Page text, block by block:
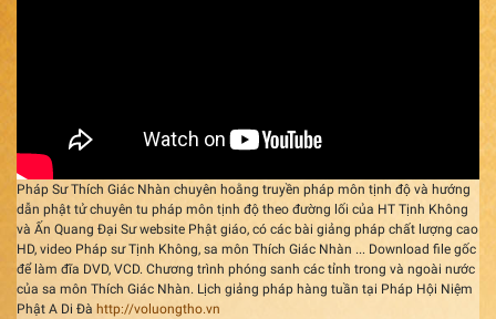
Pháp Sư Thích Giác Nhàn chuyên hoằng truyền pháp môn tịnh độ và hướng
dẫn phật tử chuyên tu pháp môn tịnh độ theo đường lối của HT Tịnh Không
và Ấn Quang Đại Sư website Phật giáo, có các bài giảng pháp chất lượng cao
HD, video Pháp sư Tịnh Không, sa môn Thích Giác Nhàn ... Download file gốc
để làm đĩa DVD, VCD. Chương trình phóng sanh các tỉnh trong và ngoài nước
của sa môn Thích Giác Nhàn. Lịch giảng pháp hàng tuần tại Pháp Hội Niệm
Phật A Di Đà http://voluongtho.vn